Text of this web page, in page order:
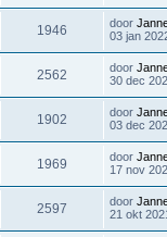
1946 door
03 jan
2562 door
30 dec
1902 door
03 dec
1969 door
17 nov
2597 door
21 okt